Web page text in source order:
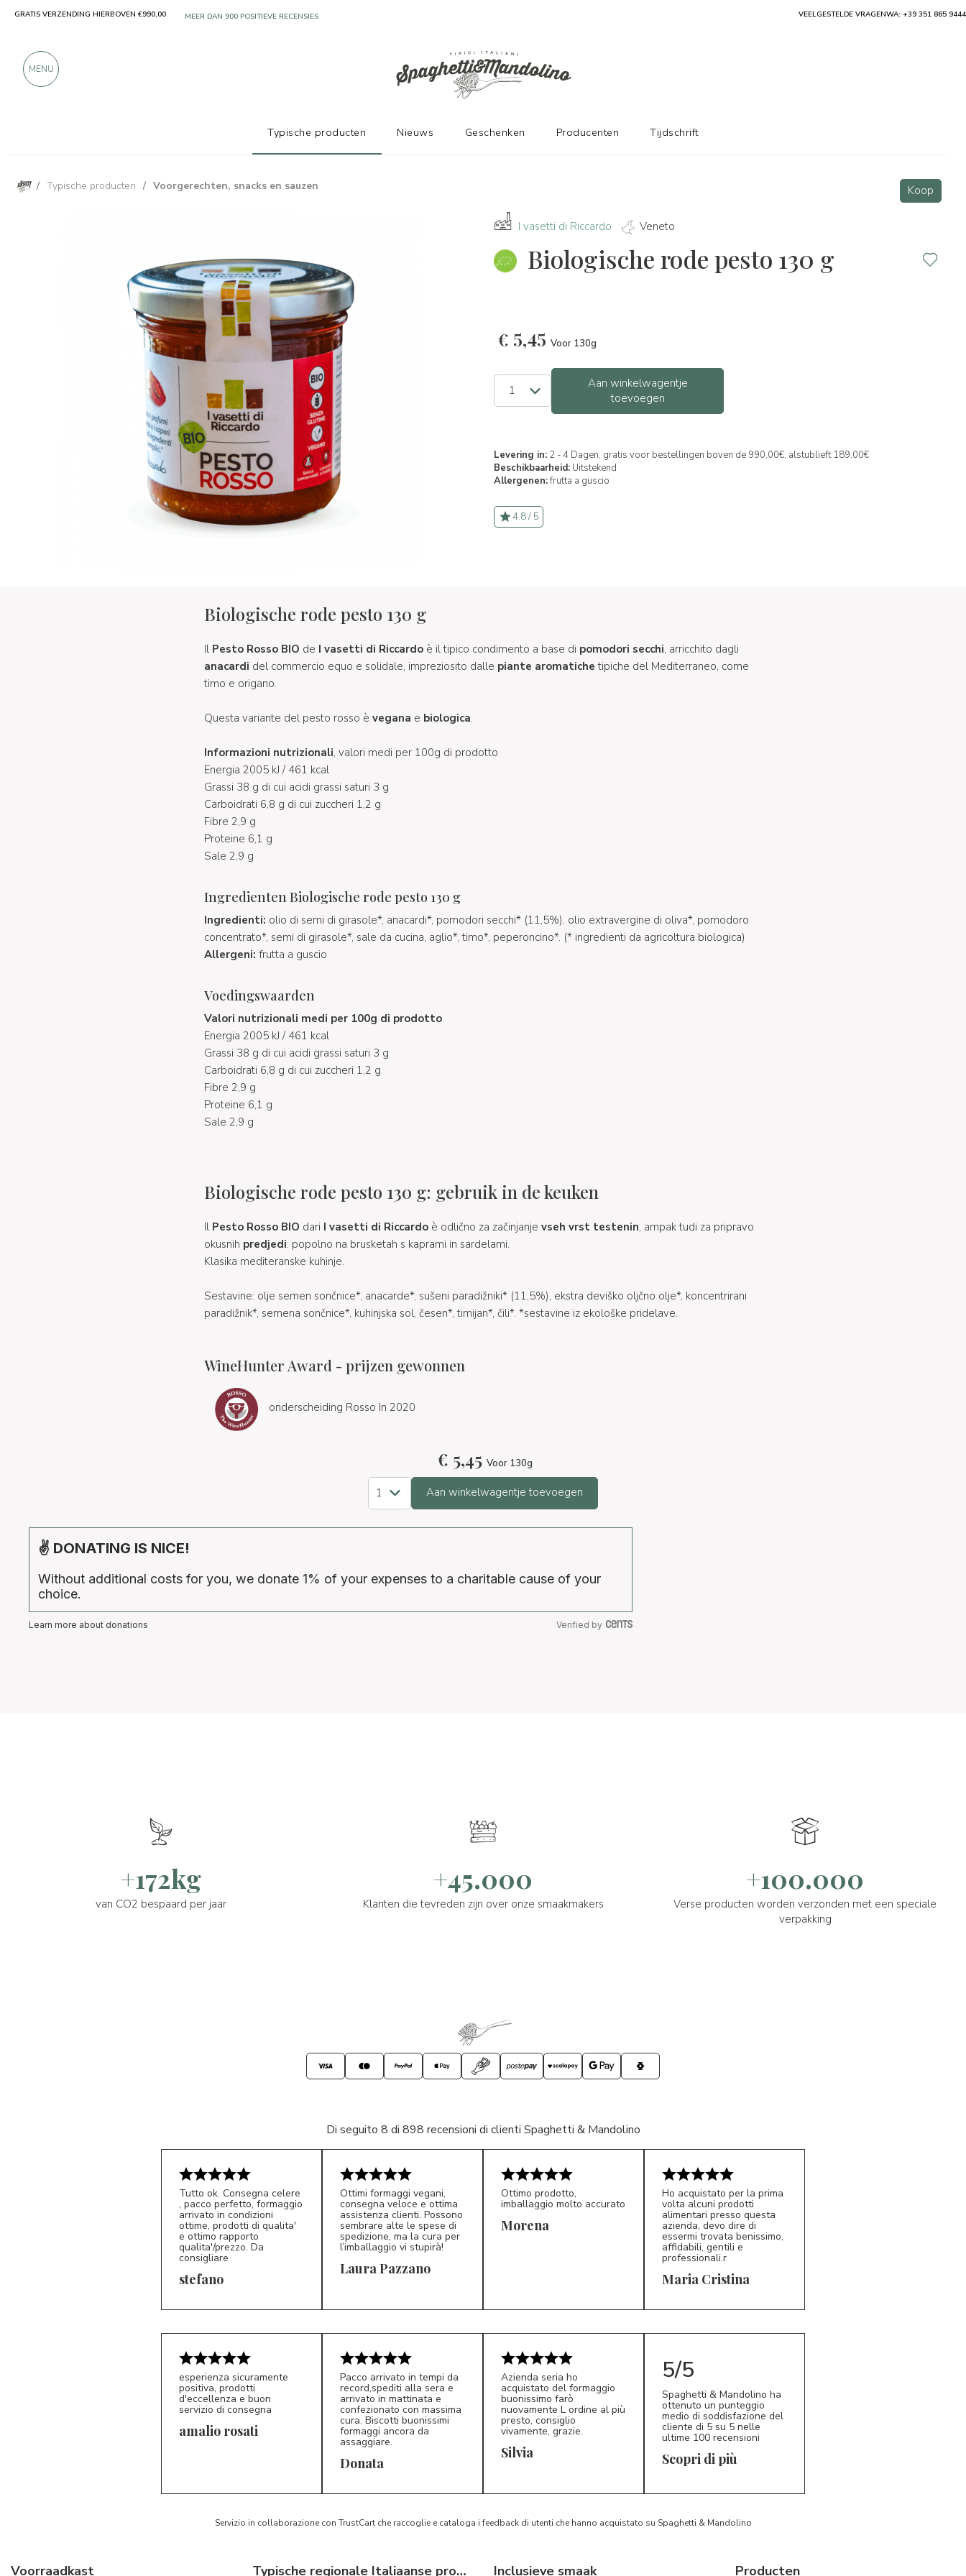
/ Typische producten / Voorgerechten, snacks en sauzen Koop
I vasetti di Riccardo Veneto
Biologische rode pesto 130 g
€ 5,45 Voor 130g
Aan winkelwagentje
toevoegen
Levering in: 2 - 4 Dagen, gratis voor bestellingen boven de 990,00€, alstublieft 189,00€
Beschikbaarheid: Uitstekend
Allergenen:frutta a guscio
4.8 / 5
Biologische rode pesto 130 g
Il Pesto Rosso BIO de I vasetti di Riccardoè il tipico condimento a base di pomodori secchi, arricchito dagli
anacardi del commercio equo e solidale, impreziosito dalle piante aromatiche tipiche del Mediterraneo, come
timo e origano.
Questa variante del pesto rosso è vegana e biologica.
Informazioni nutrizionali, valori medi per 100g di prodotto
Energia 2005 kJ / 461 kcal
Grassi 38 g di cui acidi grassi saturi 3 g
Carboidrati 6,8 g di cui zuccheri 1,2 g
Fibre 2,9 g
Proteine 6,1 g
Sale 2,9 g
Ingredienten Biologische rode pesto 130 g
Ingredienti: olio di semi di girasole*, anacardi*, pomodori secchi* (11,5%), olio extravergine di oliva*, pomodoro
concentrato*, semi di girasole*, sale da cucina, aglio*, timo*, peperoncino*. (* ingredienti da agricoltura biologica)
Allergeni: frutta a guscio
Voedingswaarden
Valori nutrizionali medi per 100g di prodotto
Energia 2005 kJ / 461 kcal
Grassi 38 g di cui acidi grassi saturi 3 g
Carboidrati 6,8 g di cui zuccheri 1,2 g
Fibre 2,9 g
Proteine 6,1 g
Sale 2,9 g
Biologische rode pesto 130 g: gebruik in de keuken
Il Pesto Rosso BIO dari I vasetti di Riccardoè odlično za začinjanje vseh vrst testenin, ampak tudi za pripravo
okusnih predjedi: popolno na brusketah s kaprami in sardelami.
Klasika mediteranske kuhinje.
Sestavine: olje semen sončnice*, anacarde*, sušeni paradižniki* (11,5%), ekstra deviško oljčno olje*, koncentrirani
paradižnik*, semena sončnice*, kuhinjska sol, česen*, timijan*, čili*. *sestavine iz ekološke pridelave.
WineHunter Award - prijzen gewonnen
onderscheiding Rosso In 2020
€ 5,45 Voor 130g
Aan winkelwagentje toevoegen
✌ DONATING IS NICE!
Without additional costs for you, we donate 1% of your expenses to a charitable cause of your
choice.
Learn more about donations Verified by
+172kg
van CO2 bespaard per jaar
+45.000
Klanten die tevreden zijn over onze smaakmakers
+100.000
Verse producten worden verzonden met een speciale
verpakking
Di seguito 8 di 898 recensioni di clienti Spaghetti & Mandolino
S*
Tutto ok. Consegna celere
, pacco perfetto, formaggio
arrivato in condizioni
ottime, prodotti di qualita'
e ottimo rapporto
qualita'/prezzo. Da
consigliare
stefano LP 5/5
Ottimi formaggi vegani,
consegna veloce e ottima
assistenza clienti. Possono
sembrare alte le spese di
spedizione, ma la cura per
l’imballaggio vi stupirà!
Laura Pazzano
Ottimo prodotto,
imballaggio molto accurato
Morena
MC 5/5
Ho acquistato per la prima
volta alcuni prodotti
alimentari presso questa
azienda, devo dire di
essermi trovata benissimo,
affidabili, gentili e
professionali.r
Maria Cristina
esperienza sicuramente
positiva, prodotti
d'eccellenza e buon
servizio di consegna
amalio rosati
D*
Pacco arrivato in tempi da
record,spediti alla sera e
arrivato in mattinata e
confezionato con massima
cura. Biscotti buonissimi
formaggi ancora da
assaggiare.
Donata S*
Azienda seria ho
acquistato del formaggio
buonissimo farò
nuovamente L ordine al più
presto, consiglio
vivamente, grazie.
Silvia
5/5
Spaghetti & Mandolino ha
ottenuto un punteggio
medio di soddisfazione del
cliente di 5 su 5 nelle
ultime 100 recensioni
Scopri di più
Servizio in collaborazione con TrustCart che raccoglie e cataloga i feedback di utenti che hanno acquistato su Spaghetti & Mandolino
Voorraadkast Typische regionale Italiaanse producten Inclusieve smaak Producten
GRATIS VERZENDING HIERBOVEN €990,00 ALLEEN PRODUCTEN VAN UITSTEKENDE FABRIKANTEN VEELGESTELDE VRAGENWA: +39 351 865 9444
MENU
Typische producten Nieuws Geschenken Producenten Tijdschrift